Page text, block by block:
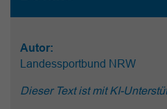
Autor:
Landessportbund NRW
Dieser Text ist mit KI-